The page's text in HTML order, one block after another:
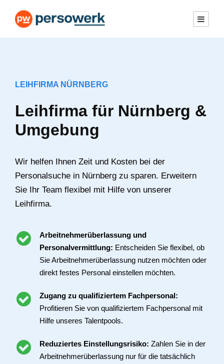
LEIHFIRMA NÜRNBERG
Leihfirma für Nürnberg &
Umgebung
Wir helfen Ihnen Zeit und Kosten bei der
Personalsuche in Nürnberg zu sparen. Erweitern
Sie Ihr Team flexibel mit Hilfe von unserer
Leihfirma.
Arbeitnehmerüberlassung und
Personalvermittlung: Entscheiden Sie flexibel, ob
Sie Arbeitnehmerüberlassung nutzen möchten oder
direkt festes Personal einstellen möchten.
Zugang zu qualifiziertem Fachpersonal:
Profitieren Sie von qualifiziertem Fachpersonal mit
Hilfe unseres Talentpools.
Reduziertes Einstellungsrisiko: Zahlen Sie in der
Arbeitnehmerüberlassung nur für die tatsächlich